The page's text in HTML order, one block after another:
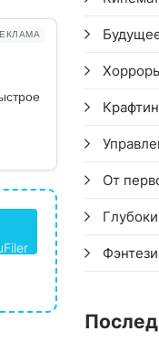
От
Фэнтези